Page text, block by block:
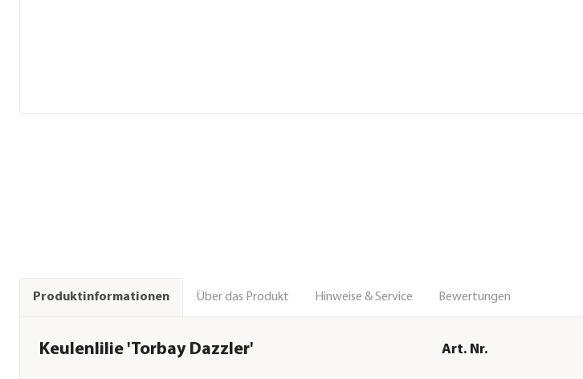
Produktinformationen Über das Produkt Hinweise & Service Bewertungen
Keulenlilie 'Torbay Dazzler' Art. Nr.